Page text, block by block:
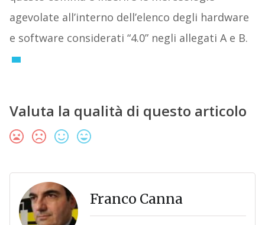
agevolate all’interno dell’elenco degli hardware
e software considerati “4.0” negli allegati A e B.
Valuta la qualità di questo articolo
Franco Canna